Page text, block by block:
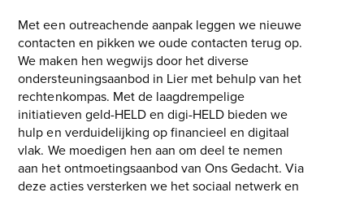
Met een outreachende aanpak leggen we nieuwe
contacten en pikken we oude contacten terug op.
We maken hen wegwijs door het diverse
ondersteuningsaanbod in Lier met behulp van het
rechtenkompas. Met de laagdrempelige
initiatieven geld-HELD en digi-HELD bieden we
hulp en verduidelijking op financieel en digitaal
vlak. We moedigen hen aan om deel te nemen
aan het ontmoetingsaanbod van Ons Gedacht. Via
deze acties versterken we het sociaal netwerk en